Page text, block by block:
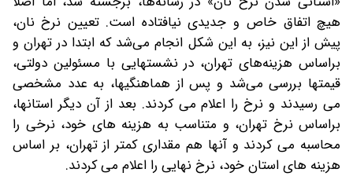
هیچ اتفاق خاص و جدیدی نیافتاده است. تعیین نرخ نان،
پیش از این نیز، به این شکل انجام می‌شد که ابتدا در تهران و
براساس هزینه‌های تهران، در نشستهایی با مسئولین دولتی،
قیمتها بررسی می‌شد و پس از هماهنگیها، به عدد مشخصی
می رسیدند و نرخ را اعلام می کردند. بعد از آن دیگر استانها،
براساس نرخ تهران، و متناسب به هزینه های خود، نرخی را
محاسبه می کردند و آنها هم مقداری کمتر از تهران، بر اساس
هزینه های استان خود، نرخ نهایی را اعلام می کردند.